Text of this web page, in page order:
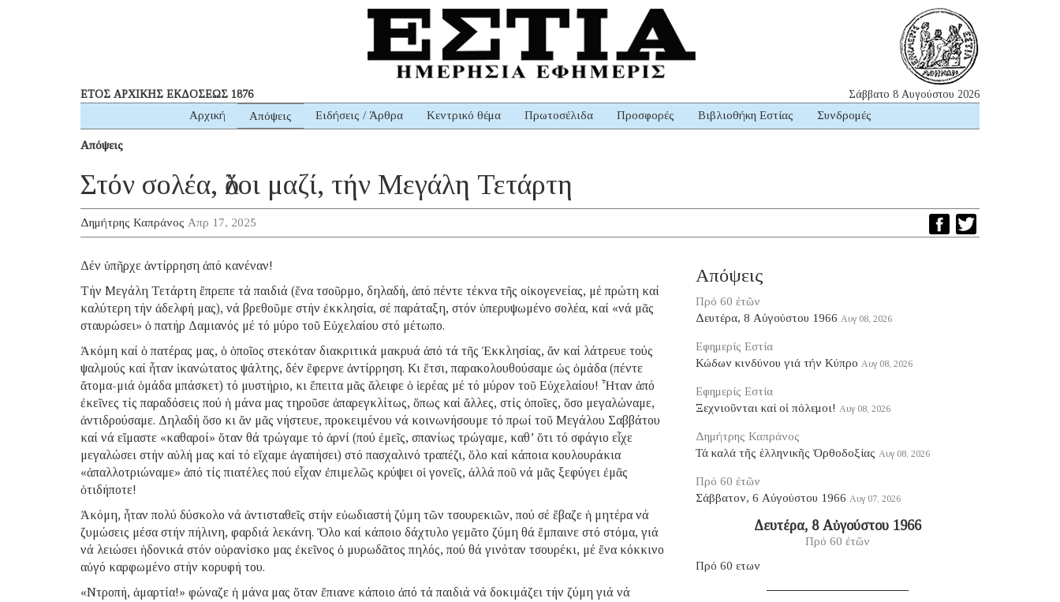
ΕΤΟΣ ΑΡΧΙΚΗΣ ΕΚΔΟΣΕΩΣ 1876 Σάββατο 8 Αυγούστου 2026
Αρχική Απόψεις Ειδήσεις / Άρθρα Κεντρικό θέμα Πρωτοσέλιδα Προσφορές Βιβλιοθήκη Εστίας Συνδρομές
Απόψεις
Στόν σολέα, ὅλοι μαζί, τήν Μεγάλη Τετάρτη
Δημήτρης Καπράνος Απρ 17, 2025
Δέν ὑπῆρχε ἀντίρρηση ἀπό κανέναν!
Τήν Μεγάλη Τετάρτη ἔπρεπε τά παιδιά (ἕνα τσοῦρμο, δηλαδή, ἀπό πέντε τέκνα τῆς οἰκογενείας, μέ πρώτη καί
καλύτερη τήν ἀδελφή μας), νά βρεθοῦμε στήν ἐκκλησία, σέ παράταξη, στόν ὑπερυψωμένο σολέα, καί «νά μᾶς
σταυρώσει» ὁ πατήρ Δαμιανός μέ τό μύρο τοῦ Εὐχελαίου στό μέτωπο.
Ἀκόμη καί ὁ πατέρας μας, ὁ ὁποῖος στεκόταν διακριτικά μακρυά ἀπό τά τῆς Ἐκκλησίας, ἄν καί λάτρευε τούς
ψαλμούς καί ἦταν ἱκανώτατος ψάλτης, δέν ἔφερνε ἀντίρρηση. Κι ἔτσι, παρακολουθούσαμε ὡς ὁμάδα (πέντε
ἄτομα-μιά ὁμάδα μπάσκετ) τό μυστήριο, κι ἔπειτα μᾶς ἄλειφε ὁ ἱερέας μέ τό μύρον τοῦ Εὐχελαίου! Ἦταν ἀπό
ἐκεῖνες τίς παραδόσεις πού ἡ μάνα μας τηροῦσε ἀπαρεγκλίτως, ὅπως καί ἄλλες, στίς ὁποῖες, ὅσο μεγαλώναμε,
ἀντιδρούσαμε. Δηλαδή ὅσο κι ἄν μᾶς νήστευε, προκειμένου νά κοινωνήσουμε τό πρωί τοῦ Μεγάλου Σαββάτου
καί νά εἴμαστε «καθαροί» ὅταν θά τρώγαμε τό ἀρνί (πού ἐμεῖς, σπανίως τρώγαμε, καθ’ ὅτι τό σφάγιο εἶχε
μεγαλώσει στήν αὐλή μας καί τό εἴχαμε ἀγαπήσει) στό πασχαλινό τραπέζι, ὅλο καί κάποια κουλουράκια
«ἀπαλλοτριώναμε» ἀπό τίς πιατέλες πού εἶχαν ἐπιμελῶς κρύψει οἱ γονεῖς, ἀλλά ποῦ νά μᾶς ξεφύγει ἐμᾶς
ὁτιδήποτε!
Ἀκόμη, ἦταν πολύ δύσκολο νά ἀντισταθεῖς στήν εὐωδιαστή ζύμη τῶν τσουρεκιῶν, πού σέ ἔβαζε ἡ μητέρα νά
ζυμώσεις μέσα στήν πήλινη, φαρδιά λεκάνη. Ὅλο καί κάποιο δάχτυλο γεμᾶτο ζύμη θά ἔμπαινε στό στόμα, γιά
νά λειώσει ἡδονικά στόν οὐρανίσκο μας ἐκεῖνος ὁ μυρωδᾶτος πηλός, πού θά γινόταν τσουρέκι, μέ ἕνα κόκκινο
αὐγό καρφωμένο στήν κορυφή του.
«Ντροπή, ἁμαρτία!» φώναζε ἡ μάνα μας ὅταν ἔπιανε κάποιο ἀπό τά παιδιά νά δοκιμάζει τήν ζύμη γιά νά
Απόψεις
Πρό 60 ἐτῶν
Δευτέρα, 8 Αὐγούστου 1966 Αυγ 08, 2026
Εφημερίς Εστία
Κώδων κινδύνου γιά τήν Κύπρο Αυγ 08, 2026
Εφημερίς Εστία
Ξεχνιοῦνται καί οἱ πόλεμοι! Αυγ 08, 2026
Δημήτρης Καπράνος
Τά καλά τῆς ἑλληνικῆς Ὀρθοδοξίας Αυγ 08, 2026
Πρό 60 ἐτῶν
Σάββατον, 6 Αὐγούστου 1966 Αυγ 07, 2026
Δευτέρα, 8 Αὐγούστου 1966
Πρό 60 ἐτῶν
Πρό 60 ετων